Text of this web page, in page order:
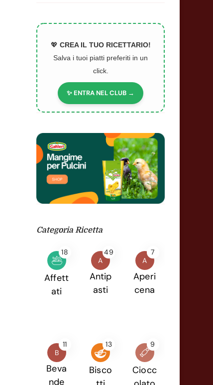
💖 CREA IL TUO RICETTARIO!
Salva i tuoi piatti preferiti in un
click.
✨ ENTRA NEL CLUB →
Categoria Ricetta
18
Affett
ati
A
49
Antip
asti
A
7
Aperi
cena
B
11
Beva
nde
13
Bisco
9
Ciocc